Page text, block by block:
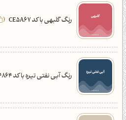
رنگ گلبهی با کد CE5A67
رنگ آبی نفتی تیره با کد 294864